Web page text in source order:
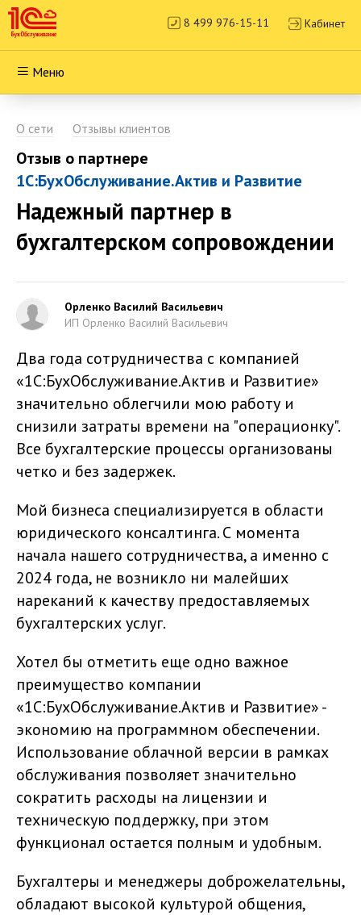
8 499 976-15-11 Кабинет
Меню
О сети Отзывы клиентов
Отзыв о партнере
1С:БухОбслуживание.Актив и Развитие
Надежный партнер в
бухгалтерском сопровождении
Орленко Василий Васильевич
ИП Орленко Василий Васильевич
Два года сотрудничества с компанией
«1С:БухОбслуживание.Актив и Развитие»
значительно облегчили мою работу и
снизили затраты времени на "операционку".
Все бухгалтерские процессы организованы
четко и без задержек.
Мой бизнеса специализируется в области
юридического консалтинга. С момента
начала нашего сотрудничества, а именно с
2024 года, не возникло ни малейших
нареканий к качеству предоставляемых
бухгалтерских услуг.
Хотел бы отметить еще одно важное
преимущество компании
«1С:БухОбслуживание.Актив и Развитие» -
экономию на программном обеспечении.
Использование облачной версии в рамках
обслуживания позволяет значительно
сократить расходы на лицензии и
техническую поддержку, при этом
функционал остается полным и удобным.
Бухгалтеры и менеджеры доброжелательны,
обладают высокой культурой общения,